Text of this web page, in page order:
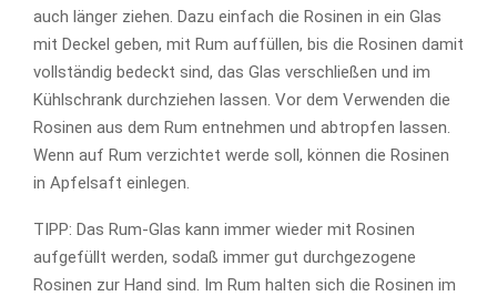
auch länger ziehen. Dazu einfach die Rosinen in ein Glas
mit Deckel geben, mit Rum auffüllen, bis die Rosinen damit
vollständig bedeckt sind, das Glas verschließen und im
Kühlschrank durchziehen lassen. Vor dem Verwenden die
Rosinen aus dem Rum entnehmen und abtropfen lassen.
Wenn auf Rum verzichtet werde soll, können die Rosinen
in Apfelsaft einlegen.
TIPP: Das Rum-Glas kann immer wieder mit Rosinen
aufgefüllt werden, sodaß immer gut durchgezogene
Rosinen zur Hand sind. Im Rum halten sich die Rosinen im